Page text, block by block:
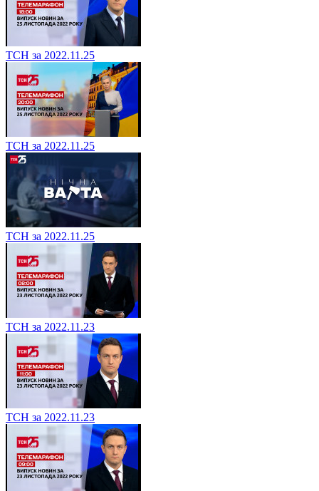
ТСН за 2022.11.25
ТСН за 2022.11.25
ТСН за 2022.11.25
ТСН за 2022.11.23
ТСН за 2022.11.23